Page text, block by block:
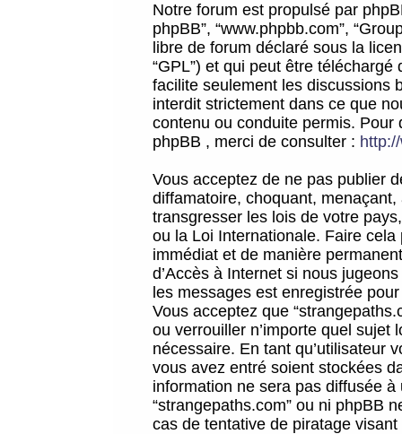
Notre forum est propulsé par
phpBB”, “www.phpbb.com”,
libre de forum déclaré sous la
“GPL”) et qui peut être téléchargé
facilite seulement les discussions
interdit strictement dans ce que
contenu ou conduite permis.
phpBB , merci de consulter :
Vous acceptez de ne pas publier
diffamatoire, choquant,
transgresser les lois de votre
ou la Loi Internationale. Faire
immédiat et de manière
d’Accès à Internet si nous
les messages est enregistrée
Vous acceptez que
ou verrouiller n’importe quel sujet
nécessaire. En tant qu’utilisateur
vous avez entré soient stockées
information ne sera pas diffusée
“strangepaths.com” ou ni phpBB
cas de tentative de piratage